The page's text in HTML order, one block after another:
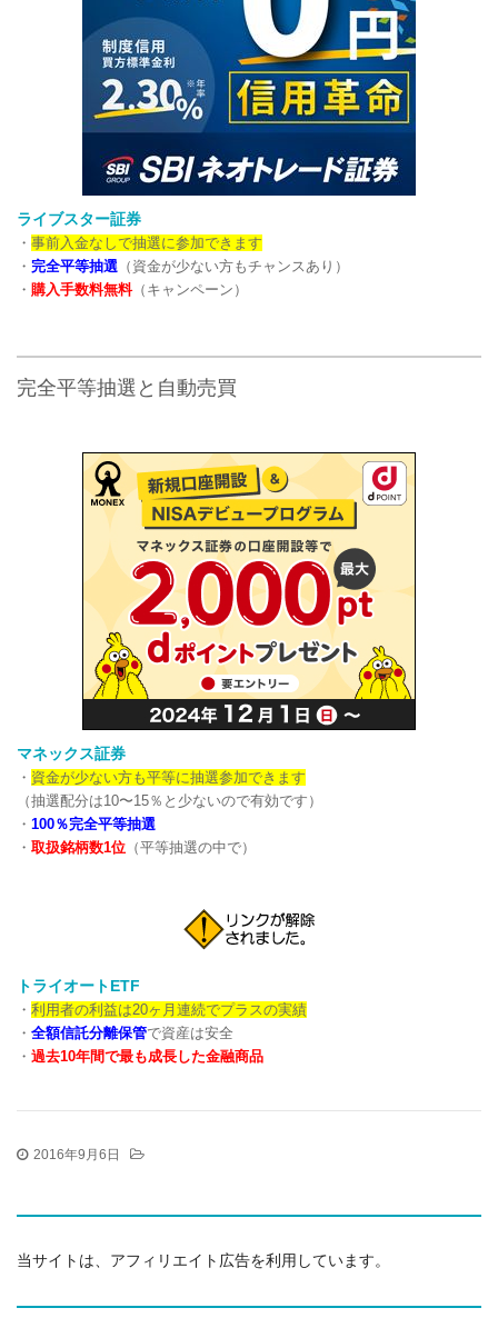
ライブスター証券
・ 事前入金なしで抽選に参加できます
・ 完全平等抽選 （資金が少ない方もチャンスあり）
・ 購入手数料無料（キャンペーン）
完全平等抽選と自動売買
マネックス証券
・ 資金が少ない方も平等に抽選参加できます
（抽選配分は10〜15％と少ないので有効です）
・ 100％完全平等抽選
・ 取扱銘柄数1位 （平等抽選の中で）
トライオートETF
・ 利用者の利益は20ヶ月連続でプラスの実績
・ 全額信託分離保管で資産は安全
・ 過去10年間で最も成長した金融商品
2016年9月6日
当サイトは、アフィリエイト広告を利用しています。